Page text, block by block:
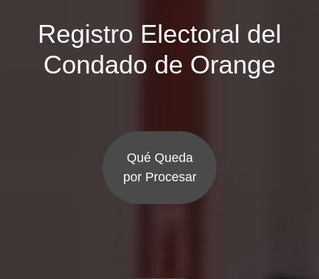
Registro Electoral del
Condado de Orange
Qué Queda
por Procesar